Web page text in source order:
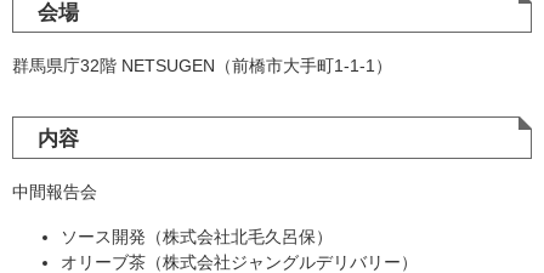
会場
群馬県庁32階 NETSUGEN（前橋市大手町1-1-1）
内容
中間報告会
ソース開発（株式会社北毛久呂保）
オリーブ茶（株式会社ジャングルデリバリー）